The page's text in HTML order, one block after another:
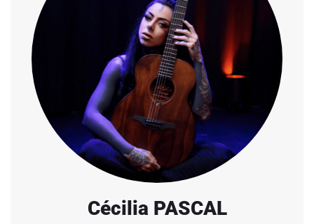
Cécilia PASCAL